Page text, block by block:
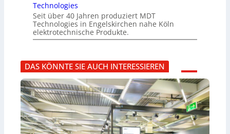
Technologies
Seit über 40 Jahren produziert MDT
Technologies in Engelskirchen nahe Köln
elektrotechnische Produkte.
DAS KÖNNTE SIE AUCH INTERESSIEREN